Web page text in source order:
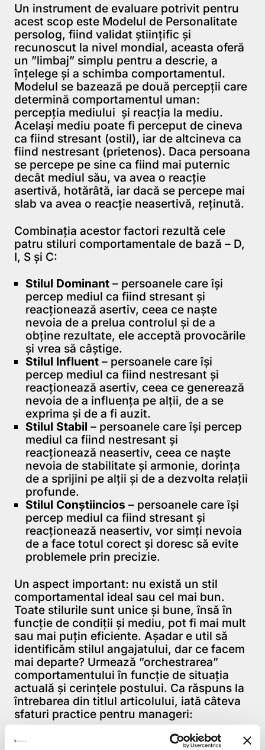
Un instrument de evaluare potrivit pentru
acest scop este Modelul de Personalitate
persolog, fiind validat științific și
recunoscut la nivel mondial, aceasta oferă
un ”limbaj” simplu pentru a descrie, a
înțelege și a schimba comportamentul.
Modelul se bazează pe două percepții care
determină comportamentul uman:
percepția mediului și reacția la mediu.
Același mediu poate fi perceput de cineva
ca fiind stresant (ostil), iar de altcineva ca
fiind nestresant (prietenos). Daca persoana
se percepe pe sine ca fiind mai puternic
decât mediul său, va avea o reacție
asertivă, hotărâtă, iar dacă se percepe mai
slab va avea o reacție neasertivă, reținută.
Combinația acestor factori rezultă cele
patru stiluri comportamentale de bază – D,
I, S și C:
Stilul Dominant – persoanele care își
percep mediul ca fiind stresant și
reacționează asertiv, ceea ce naște
nevoia de a prelua controlul și de a
obține rezultate, ele acceptă provocările
și vrea să câștige.
Stilul Influent – persoanele care își
percep mediul ca fiind nestresant și
reacționează asertiv, ceea ce generează
nevoia de a influența pe alții, de a se
exprima și de a fi auzit.
Stilul Stabil – persoanele care își percep
mediul ca fiind nestresant și
reacționează neasertiv, ceea ce naște
nevoia de stabilitate și armonie, dorința
de a sprijini pe alții și de a dezvolta relații
profunde.
Stilul Conștiincios – persoanele care își
percep mediul ca fiind stresant și
reacționează neasertiv, vor simți nevoia
de a face totul corect și doresc să evite
problemele prin precizie.
Un aspect important: nu există un stil
comportamental ideal sau cel mai bun.
Toate stilurile sunt unice și bune, însă în
funcție de condiții și mediu, pot fi mai mult
sau mai puțin eficiente. Așadar e util să
identificăm stilul angajatului, dar ce facem
mai departe? Urmează ”orchestrarea”
comportamentului în funcție de situația
actuală și cerințele postului. Ca răspuns la
întrebarea din titlul articolului, iată câteva
sfaturi practice pentru manageri:
Angajat ”